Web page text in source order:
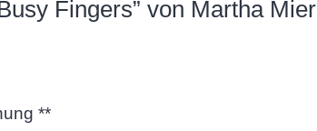
Fingers” von Martha Mier
**